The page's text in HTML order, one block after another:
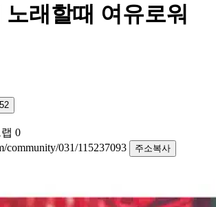
노래할때 여유로워
0
community/031/115237093
주소복사